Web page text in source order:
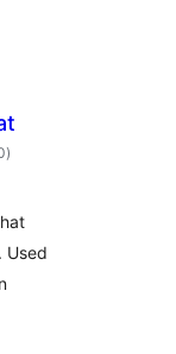
totaal
waarderingen
)
Used